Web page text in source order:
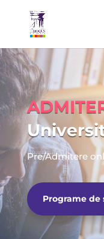
Pre/Admitere
Programe de